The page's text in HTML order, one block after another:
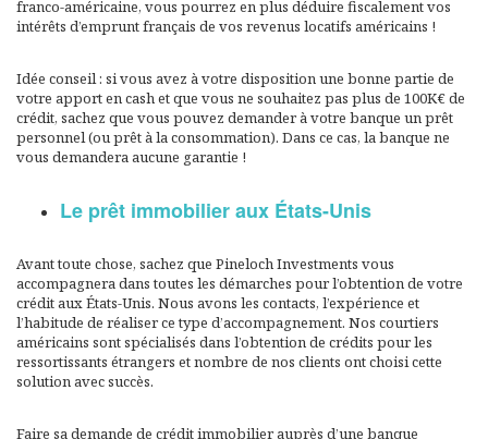
franco-américaine, vous pourrez en plus déduire fiscalement vos
intérêts d’emprunt français de vos revenus locatifs américains !
Idée conseil : si vous avez à votre disposition une bonne partie de
votre apport en cash et que vous ne souhaitez pas plus de 100K€ de
crédit, sachez que vous pouvez demander à votre banque un prêt
personnel (ou prêt à la consommation). Dans ce cas, la banque ne
vous demandera aucune garantie !
Le prêt immobilier aux États-Unis
Avant toute chose, sachez que Pineloch Investments vous
accompagnera dans toutes les démarches pour l’obtention de votre
crédit aux États-Unis. Nous avons les contacts, l’expérience et
l’habitude de réaliser ce type d’accompagnement. Nos courtiers
américains sont spécialisés dans l’obtention de crédits pour les
ressortissants étrangers et nombre de nos clients ont choisi cette
solution avec succès.
Faire sa demande de crédit immobilier auprès d’une banque